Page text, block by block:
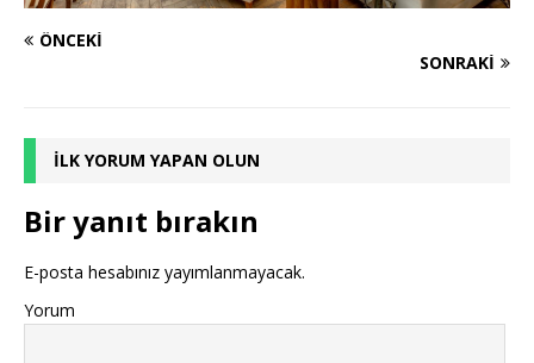
ÖNCEKI
SONRAKI
İLK YORUM YAPAN OLUN
Bir yanıt bırakın
E-posta hesabınız yayımlanmayacak.
Yorum